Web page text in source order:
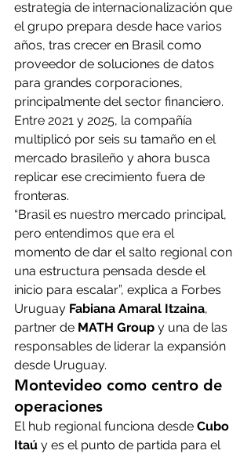
estrategia de internacionalización que
el grupo prepara desde hace varios
años, tras crecer en Brasil como
proveedor de soluciones de datos
para grandes corporaciones,
principalmente del sector financiero.
Entre 2021 y 2025, la compañía
multiplicó por seis su tamaño en el
mercado brasileño y ahora busca
replicar ese crecimiento fuera de
fronteras.
“Brasil es nuestro mercado principal,
pero entendimos que era el
momento de dar el salto regional con
una estructura pensada desde el
inicio para escalar”, explica a Forbes
Uruguay Fabiana Amaral Itzaina,
partner de MATH Group y una de las
responsables de liderar la expansión
desde Uruguay.
Montevideo como centro de
operaciones
El hub regional funciona desde Cubo
Itaú y es el punto de partida para el